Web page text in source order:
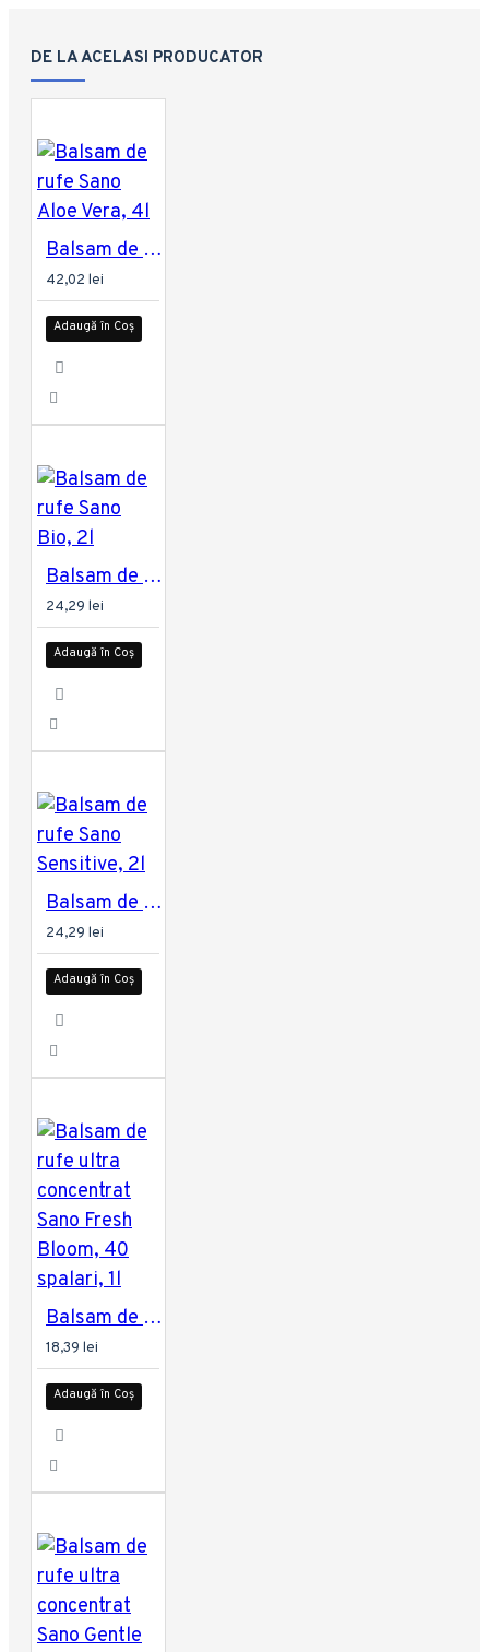
DE LA ACELASI PRODUCATOR
Balsam de rufe Sano Aloe Vera, 4l
42,02 lei
Adaugă în Coș
Balsam de rufe Sano Bio, 2l
24,29 lei
Adaugă în Coș
Balsam de rufe Sano Sensitive, 2l
24,29 lei
Adaugă în Coș
Balsam de rufe ultra concentrat Sano Fresh Bloom, 40 spalari, 1l
18,39 lei
Adaugă în Coș